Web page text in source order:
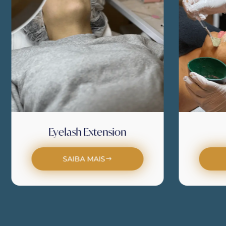
Eyelash Extension
SAIBA MAIS